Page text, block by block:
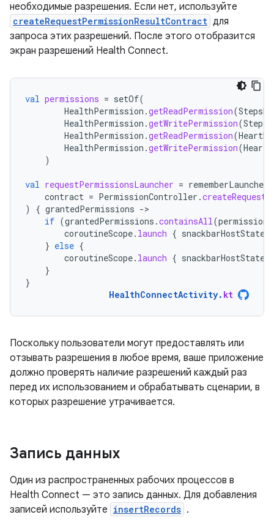
необходимые разрешения. Если нет, используйте
createRequestPermissionResultContract для
запроса этих разрешений. После этого отобразится
экран разрешений Health Connect.
val permissions = setOf(
HealthPermission .getReadPermission(
HealthPermission .getWritePermission(
HealthPermission .getReadPermission(
HealthPermission .getWritePermission(
)
val requestPermissionsLauncher =
contract = PermissionController .
)
{ grantedPermissions -
if (grantedPermissions .containsAll(permissions
coroutineScope. launch { snackbarHostState
} else {
coroutineScope. launch { snackbarHostState
}
}
HealthConnectActivity. kt
Поскольку пользователи могут предоставлять или
отзывать разрешения в любое время, ваше приложение
должно проверять наличие разрешений каждый раз
перед их использованием и обрабатывать сценарии, в
которых разрешение утрачивается.
Запись данных
Один из распространенных рабочих процессов в
Health Connect — это запись данных. Для добавления
записей используйте insertRecords .